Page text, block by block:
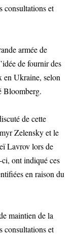
consultations et
armée de
de fournir des
en Ukraine, selon
Bloomberg.
de cette
Zelensky et le
Lavrov lors de
ont indiqué ces
en raison du
maintien de la
consultations et